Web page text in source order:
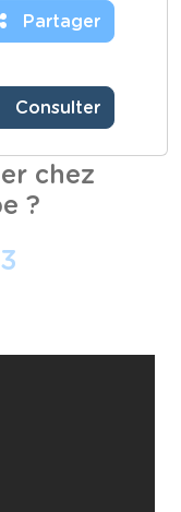
Partager
Consulter
chez
?
3